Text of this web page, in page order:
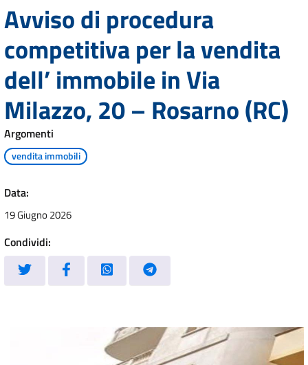
Avviso di procedura
competitiva per la vendita
dell’ immobile in Via
Milazzo, 20 – Rosarno (RC)
Argomenti
vendita immobili
Data:
19 Giugno 2026
Condividi: